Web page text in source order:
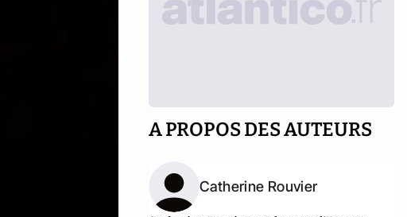
A PROPOS DES AUTEURS
Catherine Rouvier